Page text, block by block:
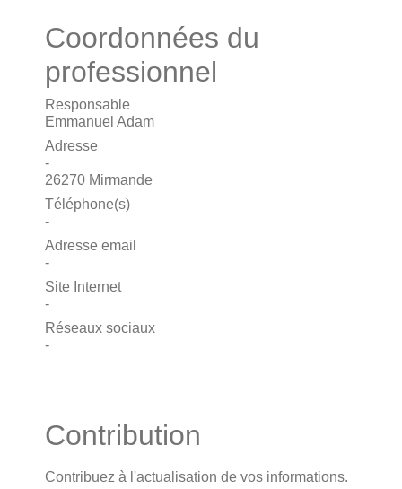
Coordonnées du
professionnel
Responsable
Emmanuel Adam
Adresse
-
26270 Mirmande
Téléphone(s)
-
Adresse email
-
Site Internet
-
Réseaux sociaux
-
Contribution
Contribuez à l'actualisation de vos informations.